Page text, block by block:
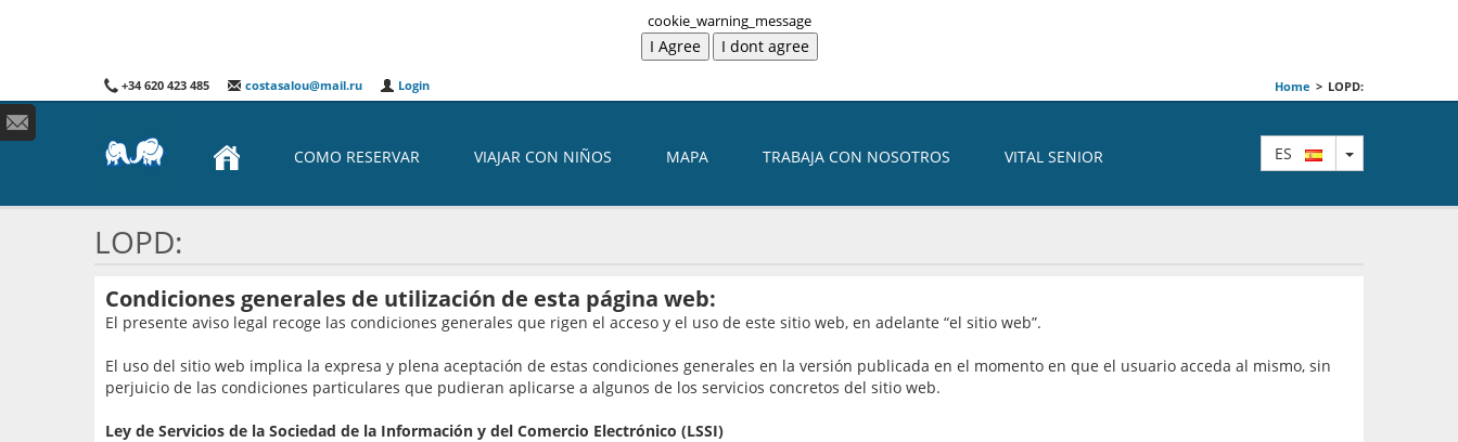
cookie_warning_message
+34 620 423 485 costasalou@mail.ru Login Home > LOPD:
ES TOGGLE
COMO RESERVAR VIAJAR CON NIÑOS MAPA TRABAJA CON NOSOTROS VITAL SENIOR
LOPD:
Condiciones generales de utilización de esta página web:
El presente aviso legal recoge las condiciones generales que rigen el acceso y el uso de este sitio web, en adelante “el sitio web”.
El uso del sitio web implica la expresa y plena aceptación de estas condiciones generales en la versión publicada en el momento en que el usuario acceda al mismo, sin
perjuicio de las condiciones particulares que pudieran aplicarse a algunos de los servicios concretos del sitio web.
Ley de Servicios de la Sociedad de la Información y del Comercio Electrónico (LSSI)